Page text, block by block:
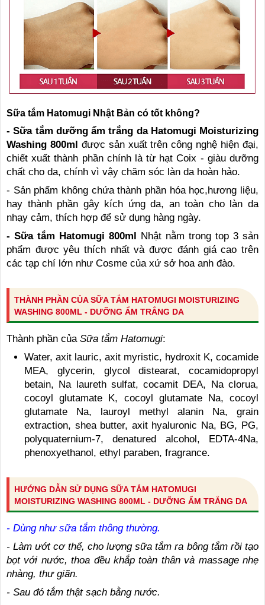
Sữa tắm Hatomugi Nhật Bản có tốt không?
- Sữa tắm dưỡng ẩm trắng da Hatomugi Moisturizing
Washing 800ml được sản xuất trên công nghệ hiện đại,
chiết xuất thành phần chính là từ hạt Coix - giàu dưỡng
chất cho da, chính vì vậy chăm sóc làn da hoàn hảo.
- Sản phẩm không chứa thành phần hóa học,hương liệu,
hay thành phần gây kích ứng da, an toàn cho làn da
nhạy cảm, thích hợp để sử dụng hàng ngày.
- Sữa tắm Hatomugi 800ml
Nhật nằm trong top 3 sản
phẩm được yêu thích nhất và được đánh giá cao trên
các tạp chí lớn như Cosme của xứ sở hoa anh đào.
THÀNH PHẦN CỦA SỮA TẮM HATOMUGI MOISTURIZING
WASHING 800ML - DƯỠNG ẨM TRẮNG DA
Thành phần của Sữa tắm Hatomugi:
Water, axit lauric, axit myristic, hydroxit K, cocamide
MEA, glycerin, glycol distearat, cocamidopropyl
betain, Na laureth sulfat, cocamit DEA, Na clorua,
cocoyl glutamate K, cocoyl glutamate Na, cocoyl
glutamate Na, lauroyl methyl alanin Na, grain
extraction, shea butter, axit hyaluronic Na, BG, PG,
polyquaternium-7, denatured alcohol, EDTA-4Na,
phenoxyethanol, ethyl paraben, fragrance.
HƯỚNG DẪN SỬ DỤNG SỮA TẮM HATOMUGI
MOISTURIZING WASHING 800ML - DƯỠNG ẨM TRẮNG DA
- Dùng như sữa tắm thông thường.
- Làm ướt cơ thể, cho lượng sữa tắm ra bông tắm rồi tạo
bọt với nước, thoa đều khắp toàn thân và massage nhẹ
nhàng, thư giãn.
- Sau đó tắm thật sạch bằng nước.